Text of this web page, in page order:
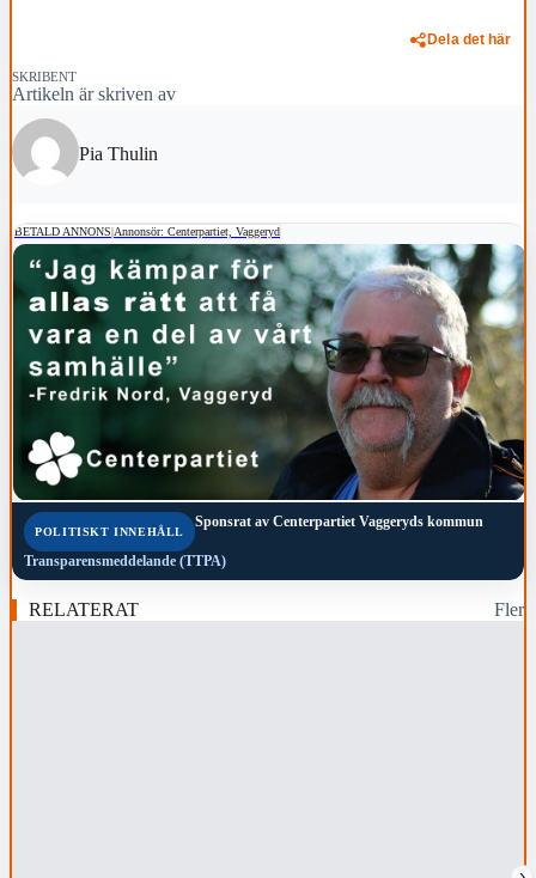
Dela det här
SKRIBENT
Artikeln är skriven av
Pia Thulin
BETALD ANNONS|Annonsör: Centerpartiet, Vaggeryd
POLITISKT INNEHÅLL
Sponsrat av Centerpartiet Vaggeryds kommun
Transparensmeddelande (TTPA)
RELATERAT Fler